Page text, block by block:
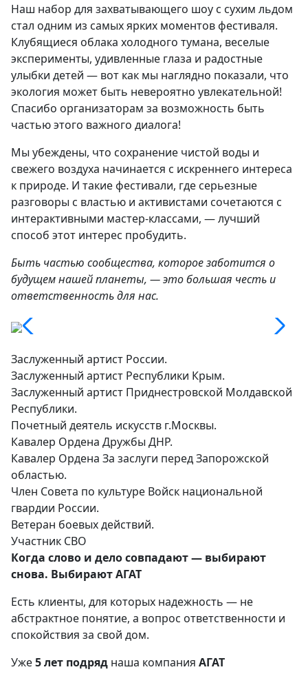
Наш набор для захватывающего шоу с сухим льдом
стал одним из самых ярких моментов фестиваля.
Клубящиеся облака холодного тумана, веселые
эксперименты, удивленные глаза и радостные
улыбки детей — вот как мы наглядно показали, что
экология может быть невероятно увлекательной!
Спасибо организаторам за возможность быть
частью этого важного диалога!
Мы убеждены, что сохранение чистой воды и
свежего воздуха начинается с искреннего интереса
к природе. И такие фестивали, где серьезные
разговоры с властью и активистами сочетаются с
интерактивными мастер-классами, — лучший
способ этот интерес пробудить.
Быть частью сообщества, которое заботится о
будущем нашей планеты, — это большая честь и
ответственность для нас.
Заслуженный артист России.
Заслуженный артист Республики Крым.
Заслуженный артист Приднестровской Молдавской
Республики.
Почетный деятель искусств г.Москвы.
Кавалер Ордена Дружбы ДНР.
Кавалер Ордена За заслуги перед Запорожской
областью.
Член Совета по культуре Войск национальной
гвардии России.
Ветеран боевых действий.
Участник СВО
Когда слово и дело совпадают — выбирают
снова. Выбирают АГАТ
Есть клиенты, для которых надежность — не
абстрактное понятие, а вопрос ответственности и
спокойствия за свой дом.
Уже5 лет подряд наша компания АГАТ